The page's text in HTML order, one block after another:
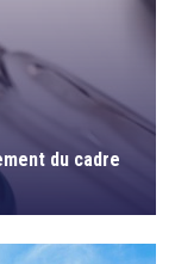
du cadre